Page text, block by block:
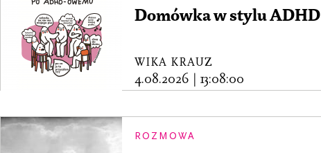
Domówka w stylu ADHD
WIKA KRAUZ
4.08.2026 13:08:00
ROZMOWA